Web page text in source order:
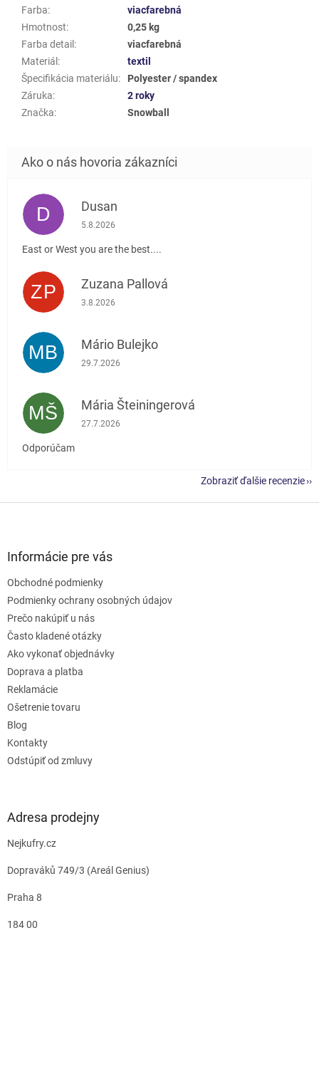
Farba:
viacfarebná
Hmotnost:
0,25 kg
Farba detail :
viacfarebná
Materiál :
textil
Špecifikácia materiálu:
Polyester / spandex
Záruka:
2 roky
Značka: Snowball
D Dusan
Hodnotenie obchodu je 5 z 5 hviezdičiek.
5.8.2026
East or West you are the best....
ZP Zuzana Pallová
Hodnotenie obchodu je 5 z 5 hviezdičiek.
3.8.2026
MB Mário Bulejko
Hodnotenie obchodu je 5 z 5 hviezdičiek.
29.7.2026
MŠ Mária Šteiningerová
Hodnotenie obchodu je 5 z 5 hviezdičiek.
27.7.2026
Odporúčam
Zobraziť ďalšie recenzie
Informácie pre vás
Obchodné podmienky
Podmienky ochrany osobných údajov
Prečo nakúpiť u nás
Často kladené otázky
Ako vykonať objednávky
Doprava a platba
Reklamácie
Ošetrenie tovaru
Blog
Kontakty
Odstúpiť od zmluvy
Adresa prodejny
Nejkufry.cz
Dopraváků 749/3 (Areál Genius)
Praha 8
184 00